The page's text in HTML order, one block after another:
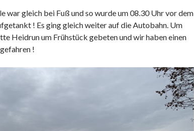
war gleich bei Fuß und so wurde um 08.30 Uhr vor dem
! Es ging gleich weiter auf die Autobahn. Um
Heidrun um Frühstück gebeten und wir haben einen
!